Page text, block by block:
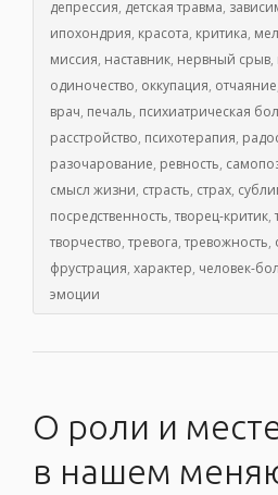
депрессия, детская травма,
ипохондрия, красота, критика,
миссия, наставник, нервный срыв,
одиночество, оккупация, отчаяние
врач, печаль, психиатрическая
расстройство, психотерапия,
разочарование, ревность,
смысл жизни, страсть, страх,
посредственность,творец-критик,
творчество,тревога,тревожность,
фрустрация, характер, человек-
эмоции
О роли и
в нашем